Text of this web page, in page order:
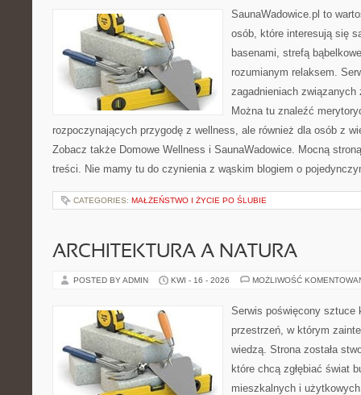
SaunaWadowice.pl to
osób, które interesują się
basenami, strefą
rozumianym relaksem.
zagadnieniach
Można tu znaleźć
rozpoczynających przygodę z wellness, ale również dla osób z
Zobacz także Domowe Wellness i SaunaWadowice. Mocną
treści. Nie mamy tu do czynienia z wąskim blogiem o
CATEGORIES: MAŁŻEŃSTWO I ŻYCIE PO ŚLUBIE
ARCHITEKTURA A NATURA
POSTED BY ADMIN KWI - 16 - 2026 MOŻLIWOŚĆ
Serwis poświęcony sztuce
przestrzeń, w którym
wiedzą. Strona została
które chcą zgłębiać świat
mieszkalnych i